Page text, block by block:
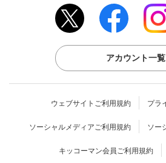
アカウント一覧
ウェブサイトご利用規約 プラ
ソーシャルメディアご利用規約 ソー
キッコーマン会員ご利用規約